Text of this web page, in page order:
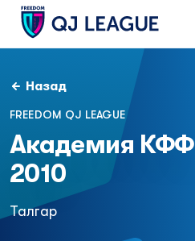
Назад
FREEDOM QJ LEAGUE
Академия КФФ
2010
Талгар